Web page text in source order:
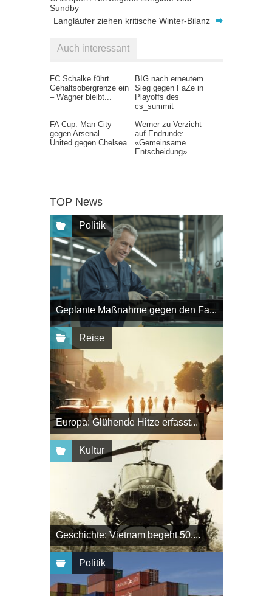
Sundby
Langläufer ziehen kritische Winter-Bilanz
Auch interessant
FC Schalke führt
Gehaltsobergrenze ein
– Wagner bleibt...
BIG nach erneutem
Sieg gegen FaZe in
Playoffs des
cs_summit
FA Cup: Man City
gegen Arsenal –
United gegen Chelsea
Werner zu Verzicht
auf Endrunde:
«Gemeinsame
Entscheidung»
TOP News
Politik
Geplante Maßnahme gegen den Fa...
Reise
Europa: Glühende Hitze erfasst...
Kultur
Geschichte: Vietnam begeht 50....
Politik